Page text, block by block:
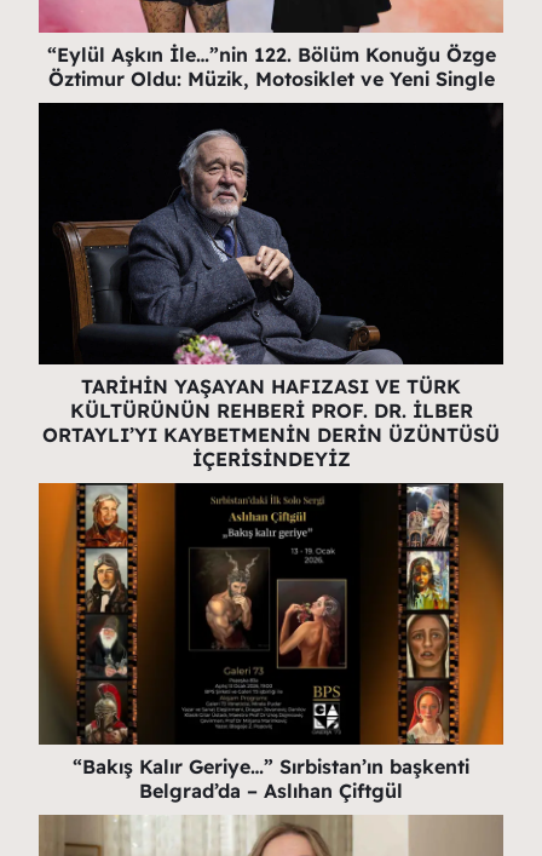
“Eylül Aşkın İle…”nin 122. Bölüm Konuğu Özge
Öztimur Oldu: Müzik, Motosiklet ve Yeni Single
TARİHİN YAŞAYAN HAFIZASI VE TÜRK
KÜLTÜRÜNÜN REHBERİ PROF. DR. İLBER
ORTAYLI’YI KAYBETMENİN DERİN ÜZÜNTÜSÜ
İÇERİSİNDEYİZ
“Bakış Kalır Geriye…” Sırbistan’ın başkenti
Belgrad’da – Aslıhan Çiftgül